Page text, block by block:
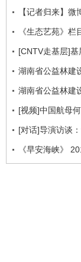
【记者归来】
《生态艺苑》
[CNTV走基层]
湖南省公益林建
湖南省公益林建
[视频]中国航母
[对话]导演访谈
《早安海峡》